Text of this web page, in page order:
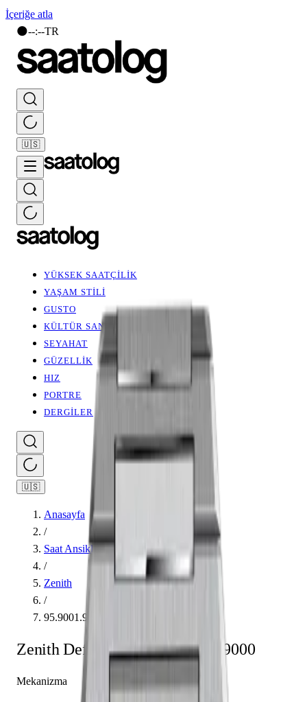
İçeriğe atla
🌑--:--TR
🇺🇸
YÜKSEK SAATÇİLİK
YAŞAM STİLİ
GUSTO
KÜLTÜR SANAT
SEYAHAT
GÜZELLİK
HIZ
PORTRE
DERGİLER
🇺🇸
Anasayfa
/
Saat Ansiklopedisi
/
Zenith
/
95.9001.9004/01.M9000
Zenith Defy 95.9001.9004/01.M9000
Mekanizma